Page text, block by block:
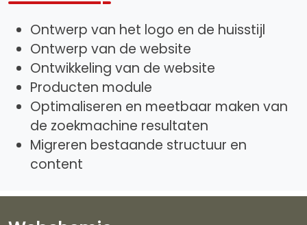
Ontwerp van het logo en de huisstijl
Ontwerp van de website
Ontwikkeling van de website
Producten module
Optimaliseren en meetbaar maken van
de zoekmachine resultaten
Migreren bestaande structuur en
content